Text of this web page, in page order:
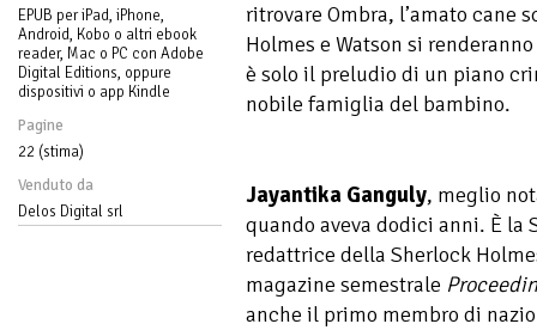
EPUB per iPad, iPhone,
Android, Kobo o altri ebook
reader, Mac o PC con Adobe
Digital Editions, oppure
dispositivi o app Kindle
Pagine
22 (stima)
Venduto da
Delos Digital srl
ritrovare Ombra, l’amato cane
Holmes e Watson si
è solo il preludio di un piano
nobile famiglia del bambino.
Jayantika Ganguly, meglio
quando aveva dodici anni. È la
redattrice della Sherlock
magazine semestrale
anche il primo membro di